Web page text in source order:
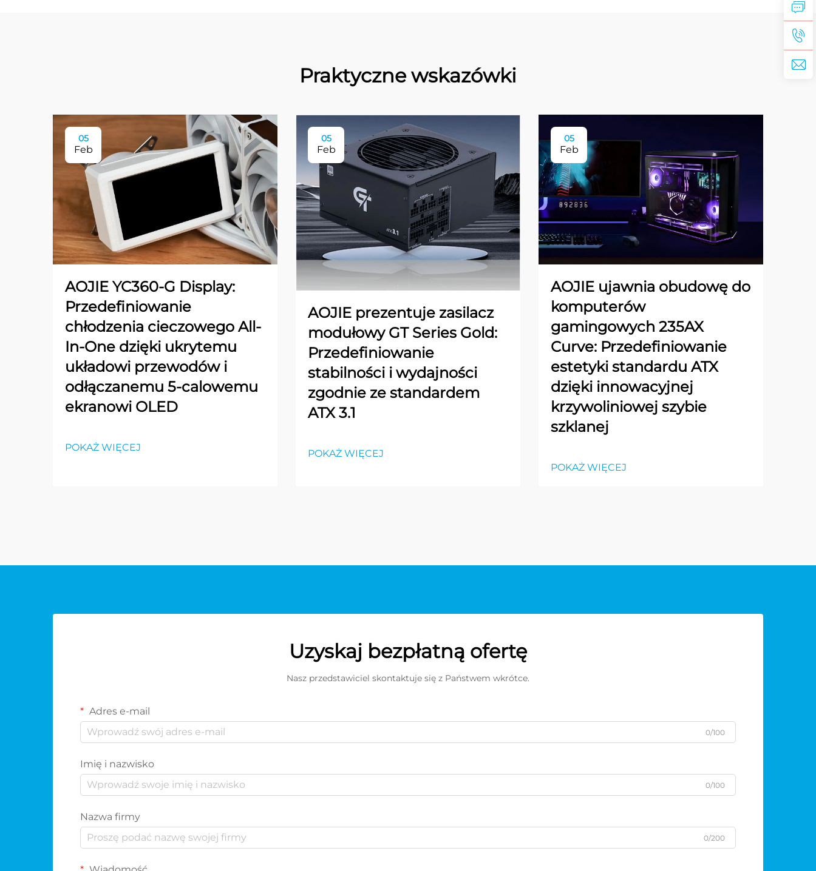
Praktyczne wskazówki
05
Feb
AOJIE YC360-G Display:
Przedefiniowanie
chłodzenia cieczowego All-
In-One dzięki ukrytemu
układowi przewodów i
odłączanemu 5-calowemu
ekranowi OLED
POKAŻ WIĘCEJ
05
Feb
AOJIE prezentuje zasilacz
modułowy GT Series Gold:
Przedefiniowanie
stabilności i wydajności
zgodnie ze standardem
ATX 3.1
POKAŻ WIĘCEJ
05
Feb
AOJIE ujawnia obudowę do
komputerów
gamingowych 235AX
Curve: Przedefiniowanie
estetyki standardu ATX
dzięki innowacyjnej
krzywoliniowej szybie
szklanej
POKAŻ WIĘCEJ
Uzyskaj bezpłatną ofertę
Nasz przedstawiciel skontaktuje się z Państwem wkrótce.
Adres e-mail
0/100
Imię i nazwisko
0/100
Nazwa firmy
0/200